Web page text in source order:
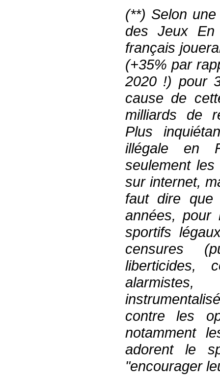
(**) Selon une
des Jeux E
français
(+35% par
2020!) pour
cause de
milliards de
Plus
illégale en
seulement
sur internet,
faut dire
années, pour
sportifs
censures
liberticides,
instrumentalisé
contre les
notamment
adorent le
"encourager